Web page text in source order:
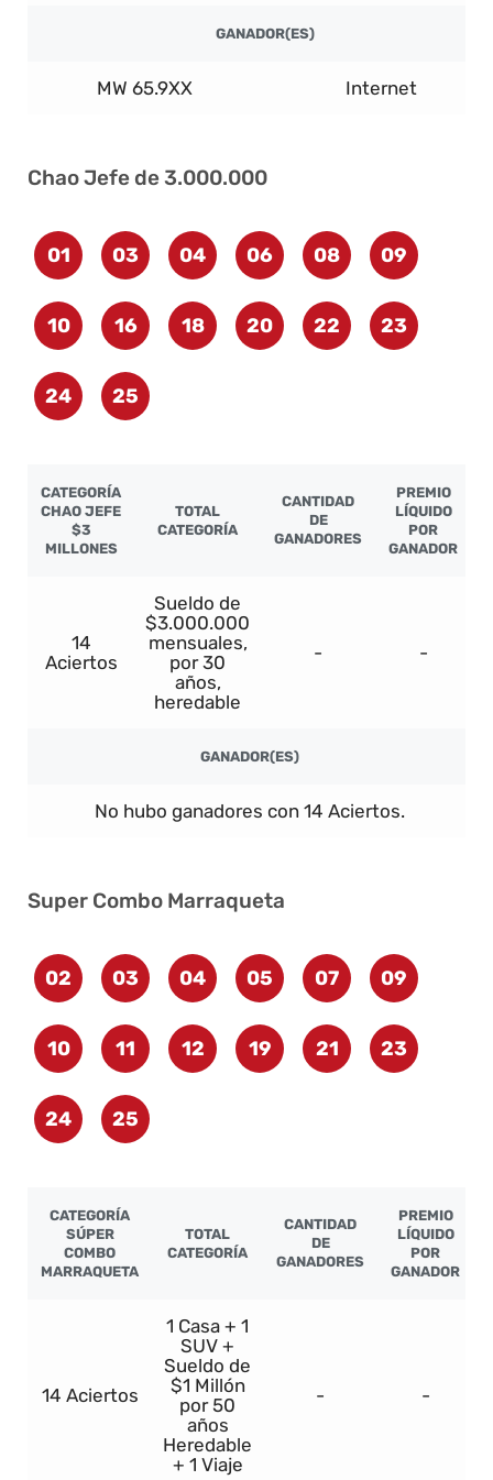
GANADOR(ES)
MW 65.9XX Internet
Chao Jefe de 3.000.000
01 03 04 06 08 09
10 16 18 20 22 23
24 25
CATEGORÍA
CHAO JEFE
$3
MILLONES
TOTAL
CATEGORÍA
CANTIDAD
DE
GANADORES
PREMIO
LÍQUIDO
POR
GANADOR
14
Aciertos
Sueldo de
$3.000.000
mensuales,
por 30
años,
heredable
- -
GANADOR(ES)
No hubo ganadores con 14 Aciertos.
Super Combo Marraqueta
02 03 04 05 07 09
10 11 12 19 21 23
24 25
CATEGORÍA
SÚPER
COMBO
MARRAQUETA
TOTAL
CATEGORÍA
CANTIDAD
DE
GANADORES
PREMIO
LÍQUIDO
POR
GANADOR
14 Aciertos
1 Casa + 1
SUV +
Sueldo de
$1 Millón
por 50
años
Heredable
+ 1 Viaje
- -